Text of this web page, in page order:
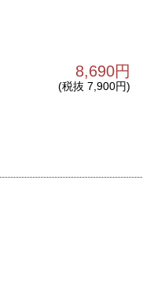
8,690円
(税抜 7,900円)